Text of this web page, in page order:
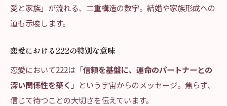
愛と家族」が流れる、二重構造の数字。結婚や家族形成への
道も示唆します。
恋愛における222の特別な意味
恋愛において222は「信頼を基盤に、運命のパートナーとの
深い関係性を築く 」という宇宙からのメッセージ。焦らず、
信じて待つことの大切さを伝えています。